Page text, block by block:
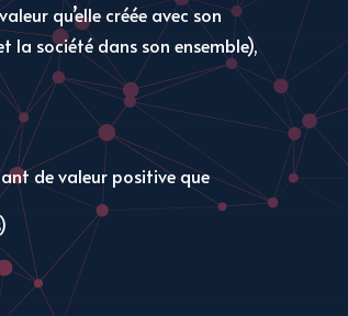
qu’elle créée avec son
la société dans son ensemble),
de valeur positive que